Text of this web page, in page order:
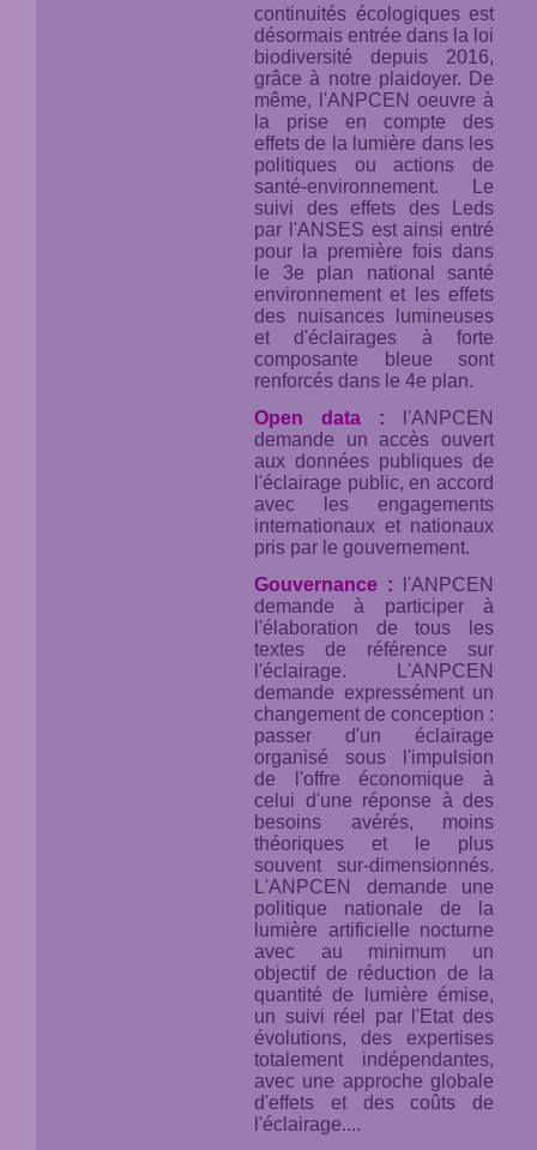
continuités écologiques est
désormais entrée dans la loi
biodiversité depuis 2016,
grâce à notre plaidoyer. De
même, l'ANPCEN oeuvre à
la prise en compte des
effets de la lumière dans les
politiques ou actions de
santé-environnement. Le
suivi des effets des Leds
par l'ANSES est ainsi entré
pour la première fois dans
le 3e plan national santé
environnement et les effets
des nuisances lumineuses
et d'éclairages à forte
composante bleue sont
renforcés dans le 4e plan.
Open data : l'ANPCEN
demande un accès ouvert
aux données publiques de
l'éclairage public, en accord
avec les engagements
internationaux et nationaux
pris par le gouvernement.
Gouvernance :
l'ANPCEN
demande à participer à
l'élaboration de tous les
textes de référence sur
l'éclairage. L'ANPCEN
demande expressément un
changement de conception :
passer d'un éclairage
organisé sous l'impulsion
de l'offre économique à
celui d'une réponse à des
besoins avérés, moins
théoriques et le plus
souvent sur-dimensionnés.
L'ANPCEN demande une
politique nationale de la
lumière artificielle nocturne
avec au minimum un
objectif de réduction de la
quantité de lumière émise,
un suivi réel par l'Etat des
évolutions, des expertises
totalement indépendantes,
avec une approche globale
d'effets et des coûts de
l'éclairage....